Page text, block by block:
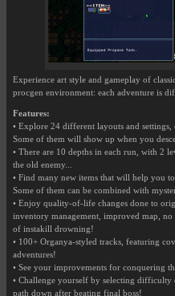
Experience art style and gameplay of
procgen environment: each adventure is
Features:
• Explore 24 different layouts and
Some of them will show up when you
• There are 10 depths in each run, with 2
the old enemy...
• Find many new items that will help you
Some of them can be combined with
• Enjoy quality-of-life changes done to
inventory management, improved map, no
of instakill drowning!
• 100+ Organya-styled tracks, featuring
adventures!
• See your improvements for conquering
• Challenge yourself by selecting
path down after beating final boss!